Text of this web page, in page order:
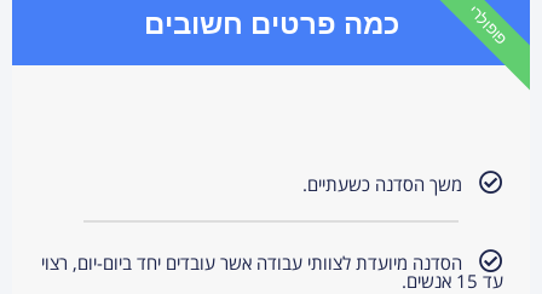
כמה פרטים חשובים
משך הסדנה כשעתיים.
הסדנה מיועדת לצוותי עבודה אשר עובדים יחד ביום-יום, רצוי
עד 15 אנשים.
פופולרי